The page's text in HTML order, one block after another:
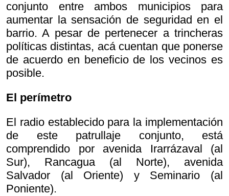
conjunto entre ambos municipios para
aumentar la sensación de seguridad en el
barrio. A pesar de pertenecer a trincheras
políticas distintas, acá cuentan que ponerse
de acuerdo en beneficio de los vecinos es
posible.
El perímetro
El radio establecido para la implementación
de este patrullaje conjunto, está
comprendido por avenida Irarrázaval (al
Sur), Rancagua (al Norte), avenida
Salvador (al Oriente) y Seminario (al
Poniente).